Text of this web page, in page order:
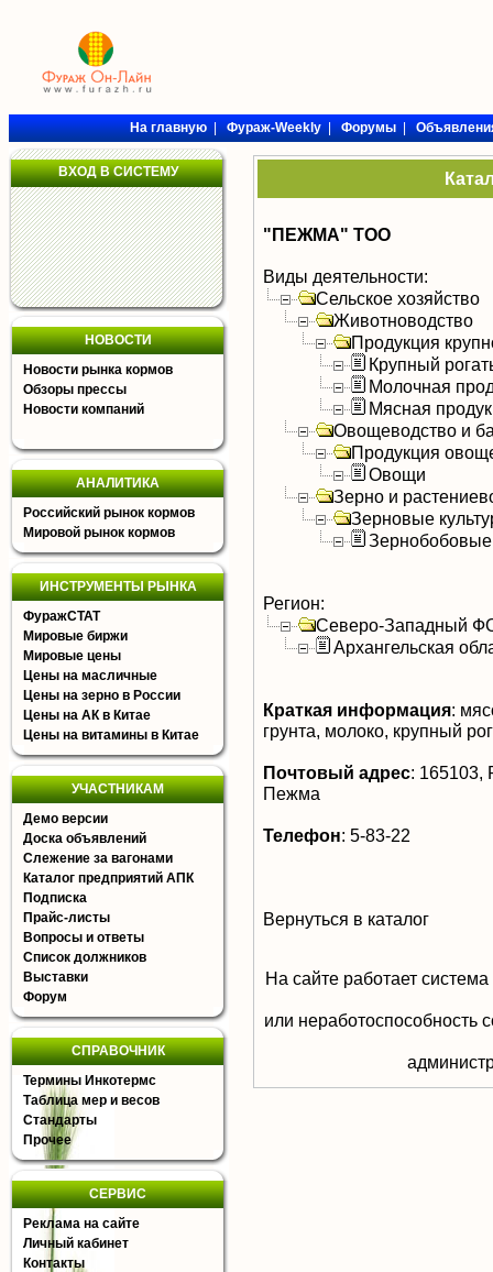
На главную|Фураж-Weekly|Форумы|
ВХОД В СИСТЕМУ
НОВОСТИ
Новости рынка кормов
Обзоры прессы
Новости компаний
АНАЛИТИКА
Российский рынок кормов
Мировой рынок кормов
ИНСТРУМЕНТЫ РЫНКА
ФуражСТАТ
Мировые биржи
Мировые цены
Цены на масличные
Цены на зерно в России
Цены на АК в Китае
Цены на витамины в Китае
УЧАСТНИКАМ
Демо версии
Доска объявлений
Слежение за вагонами
Каталог предприятий АПК
Подписка
Прайс-листы
Вопросы и ответы
Список должников
Выставки
Форум
СПРАВОЧНИК
Термины Инкотермс
Таблица мер и весов
Стандарты
Прочее
СЕРВИС
Реклама на сайте
Личный кабинет
Контакты
"ПЕЖМА" ТОО
Виды деятельности:
Сельское хозяйство
Животноводство
Продукция
Крупный
Молочная
Мясная
Овощеводство и
Продукция
Овощи
Зерно и
Зерновые
Зернобобовые
Регион:
Северо-Западный
Архангельская
Краткая информация:
грунта, молоко, крупный
Почтовый адрес: 165103,
Пежма
Телефон: 5-83-22
Вернуться в каталог
На сайте работает
или неработоспособность